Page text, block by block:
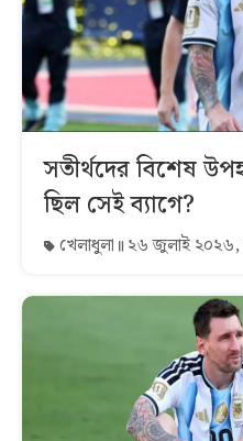
সতীর্থদের বিশেষ
ছিল সেই ব্যাগে?
খেলাধুলা ২৬ জুলাই ২০২৬,